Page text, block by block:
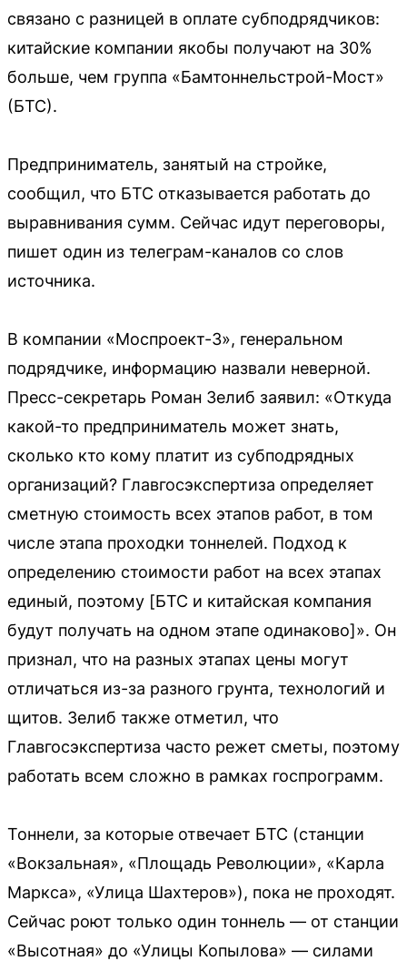
связано с разницей в оплате субподрядчиков:
китайские компании якобы получают на 30%
больше, чем группа «Бамтоннельстрой-Мост»
(БТС).
Предприниматель, занятый на стройке,
сообщил, что БТС отказывается работать до
выравнивания сумм. Сейчас идут переговоры,
пишет один из телеграм-каналов со слов
источника.
В компании «Моспроект-3», генеральном
подрядчике, информацию назвали неверной.
Пресс-секретарь Роман Зелиб заявил: «Откуда
какой-то предприниматель может знать,
сколько кто кому платит из субподрядных
организаций? Главгосэкспертиза определяет
сметную стоимость всех этапов работ, в том
числе этапа проходки тоннелей. Подход к
определению стоимости работ на всех этапах
единый, поэтому [БТС и китайская компания
будут получать на одном этапе одинаково]». Он
признал, что на разных этапах цены могут
отличаться из-за разного грунта, технологий и
щитов. Зелиб также отметил, что
Главгосэкспертиза часто режет сметы, поэтому
работать всем сложно в рамках госпрограмм.
Тоннели, за которые отвечает БТС (станции
«Вокзальная», «Площадь Революции», «Карла
Маркса», «Улица Шахтеров»), пока не проходят.
Сейчас роют только один тоннель — от станции
«Высотная» до «Улицы Копылова» — силами